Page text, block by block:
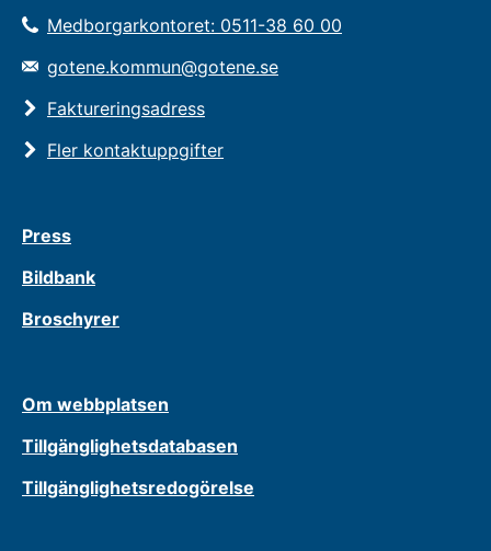
Medborgarkontoret: 0511-38 60 00
gotene.kommun@gotene.se
Faktureringsadress
Fler kontaktuppgifter
Press
Bildbank
Broschyrer
Om webbplatsen
Tillgänglighetsdatabasen
Tillgänglighetsredogörelse